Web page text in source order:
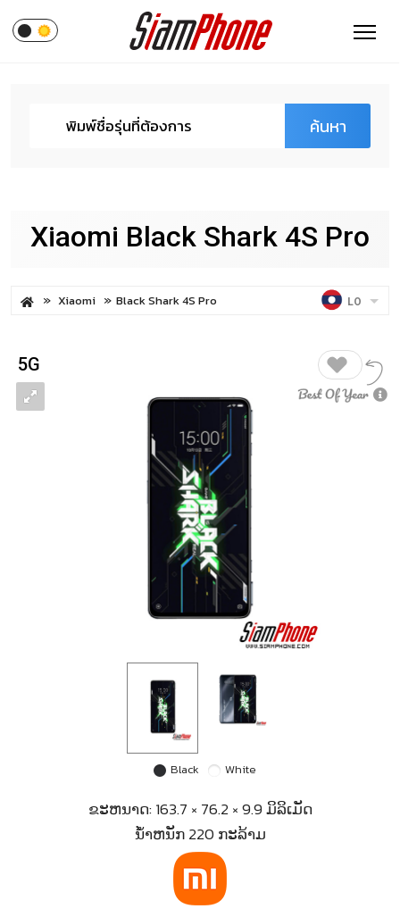
ค้นหา
Xiaomi Black Shark 4S Pro
Xiaomi Black Shark 4S Pro LO
5G
Black White
ຂະຫນາດ: 163.7 × 76.2 × 9.9 ມິລິເມັດ
ນ້ຳຫນັກ 220 ກະລ້າມ